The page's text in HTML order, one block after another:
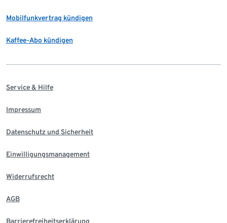
Mobilfunkvertrag kündigen
Kaffee-Abo kündigen
Service & Hilfe
Impressum
Datenschutz und Sicherheit
Einwilligungsmanagement
Widerrufsrecht
AGB
Barrierefreiheitserklärung